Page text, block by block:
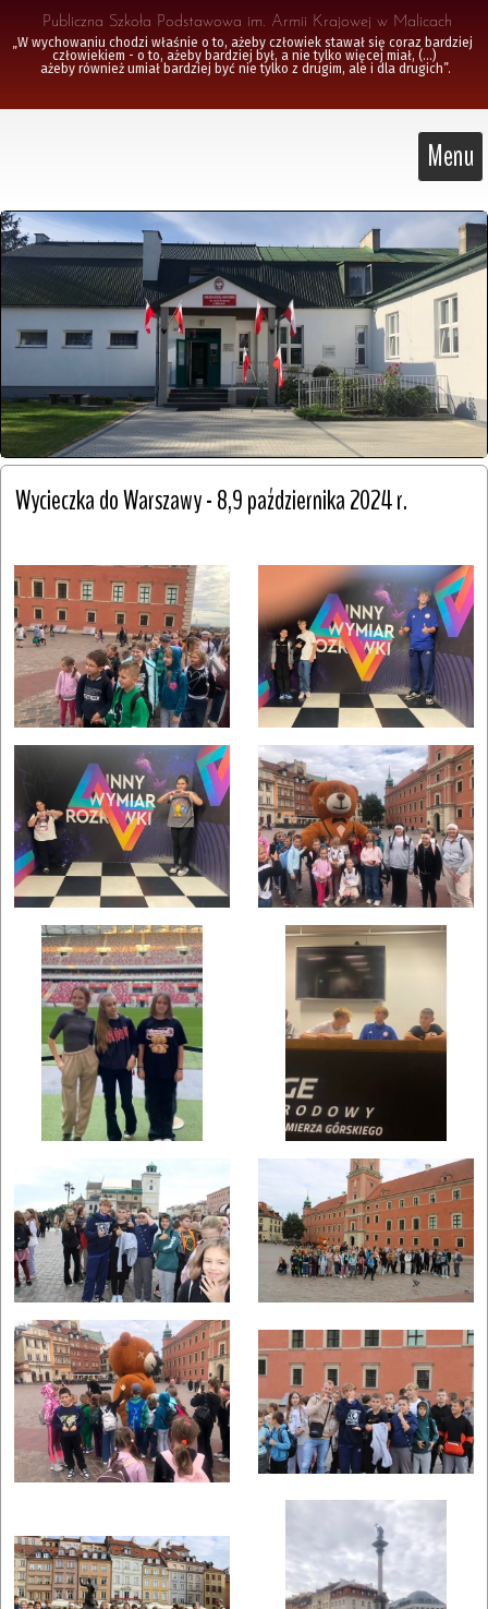
Publiczna Szkoła Podstawowa im. Armii Krajowej w Malicach
„W wychowaniu chodzi właśnie o to, ażeby człowiek stawał się coraz bardziej
człowiekiem - o to, ażeby bardziej był, a nie tylko więcej miał, (...)
ażeby również umiał bardziej być nie tylko z drugim, ale i dla drugich”.
Menu
Wycieczka do Warszawy - 8,9 października 2024 r.